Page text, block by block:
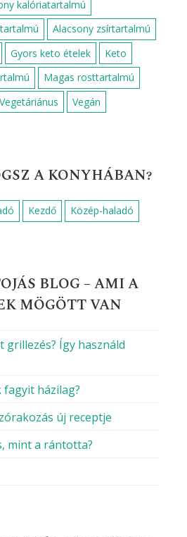
kalóriatartalmú
Alacsony zsírtartalmú
Gyors keto ételek
Keto
Magas rosttartalmú
Vegetáriánus Vegán
A KONYHÁBAN?
Kezdő Közép-haladó
BLOG – AMI A
MÖGÖTT VAN
Így használd
házilag?
új receptje
mint a rántotta?